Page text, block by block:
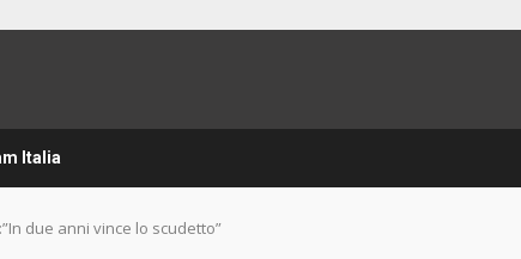
Italia
due anni vince lo scudetto”